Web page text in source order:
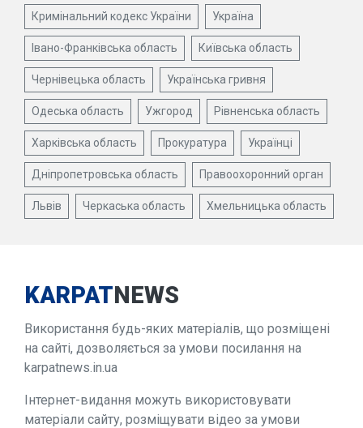
Кримінальний кодекс України Україна
Івано-Франківська область Київська область
Чернівецька область Українська гривня
Одеська область Ужгород Рівненська область
Харківська область Прокуратура Українці
Дніпропетровська область Правоохоронний орган
Львів Черкаська область Хмельницька область
KARPATNEWS
Використання будь-яких матеріалів, що розміщені
на сайті, дозволяється за умови посилання на
karpatnews.in.ua
Інтернет-видання можуть використовувати
матеріали сайту, розміщувати відео за умови